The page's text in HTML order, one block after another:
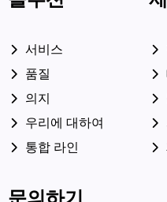
품질
의지
우리에 대하여
통합 라인
문의하기